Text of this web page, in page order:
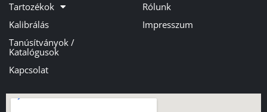
Tartozékok
Kalibrálás
Tanúsítványok /
Katalógusok
Kapcsolat
Rólunk
Impresszum